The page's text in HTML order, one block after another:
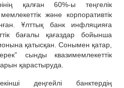
қалған 60%-ы теңгелік
және корпоративтік
Ұлттық банк инфляцияға
бағалы қағаздар бойынша
қатысқан. Сонымен қатар,
сынды квазимемлекеттік
қарастыруда.
деңгейлі банктердің